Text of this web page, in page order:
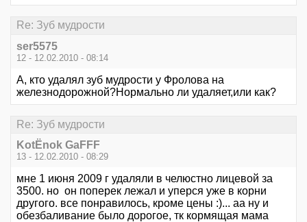
Re: Зуб мудрости
ser5575
12 - 12.02.2010 - 08:14
А, кто удалял зуб мудрости у Фролова на
железнодорожной?Нормально ли удаляет,или как?
Re: Зуб мудрости
KotЁnok GaFFF
13 - 12.02.2010 - 08:29
мне 1 июня 2009 г удаляли в челюстно лицевой за
3500. но он поперек лежал и уперся уже в корни
другого. все понравилось, кроме цены :)... аа ну и
обезбаливание было дорогое, тк кормящая мама